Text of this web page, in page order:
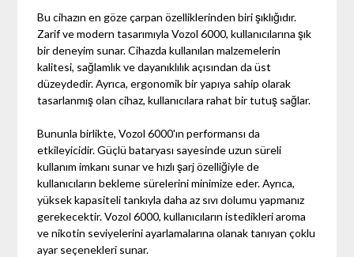
Bu cihazın en göze çarpan özelliklerinden biri şıklığıdır.
Zarif ve modern tasarımıyla Vozol 6000, kullanıcılarına şık
bir deneyim sunar. Cihazda kullanılan malzemelerin
kalitesi, sağlamlık ve dayanıklılık açısından da üst
düzeydedir. Ayrıca, ergonomik bir yapıya sahip olarak
tasarlanmış olan cihaz, kullanıcılara rahat bir tutuş sağlar.
Bununla birlikte, Vozol 6000'ın performansı da
etkileyicidir. Güçlü bataryası sayesinde uzun süreli
kullanım imkanı sunar ve hızlı şarj özelliğiyle de
kullanıcıların bekleme sürelerini minimize eder. Ayrıca,
yüksek kapasiteli tankıyla daha az sıvı dolumu yapmanız
gerekecektir. Vozol 6000, kullanıcıların istedikleri aroma
ve nikotin seviyelerini ayarlamalarına olanak tanıyan çoklu
ayar seçenekleri sunar.